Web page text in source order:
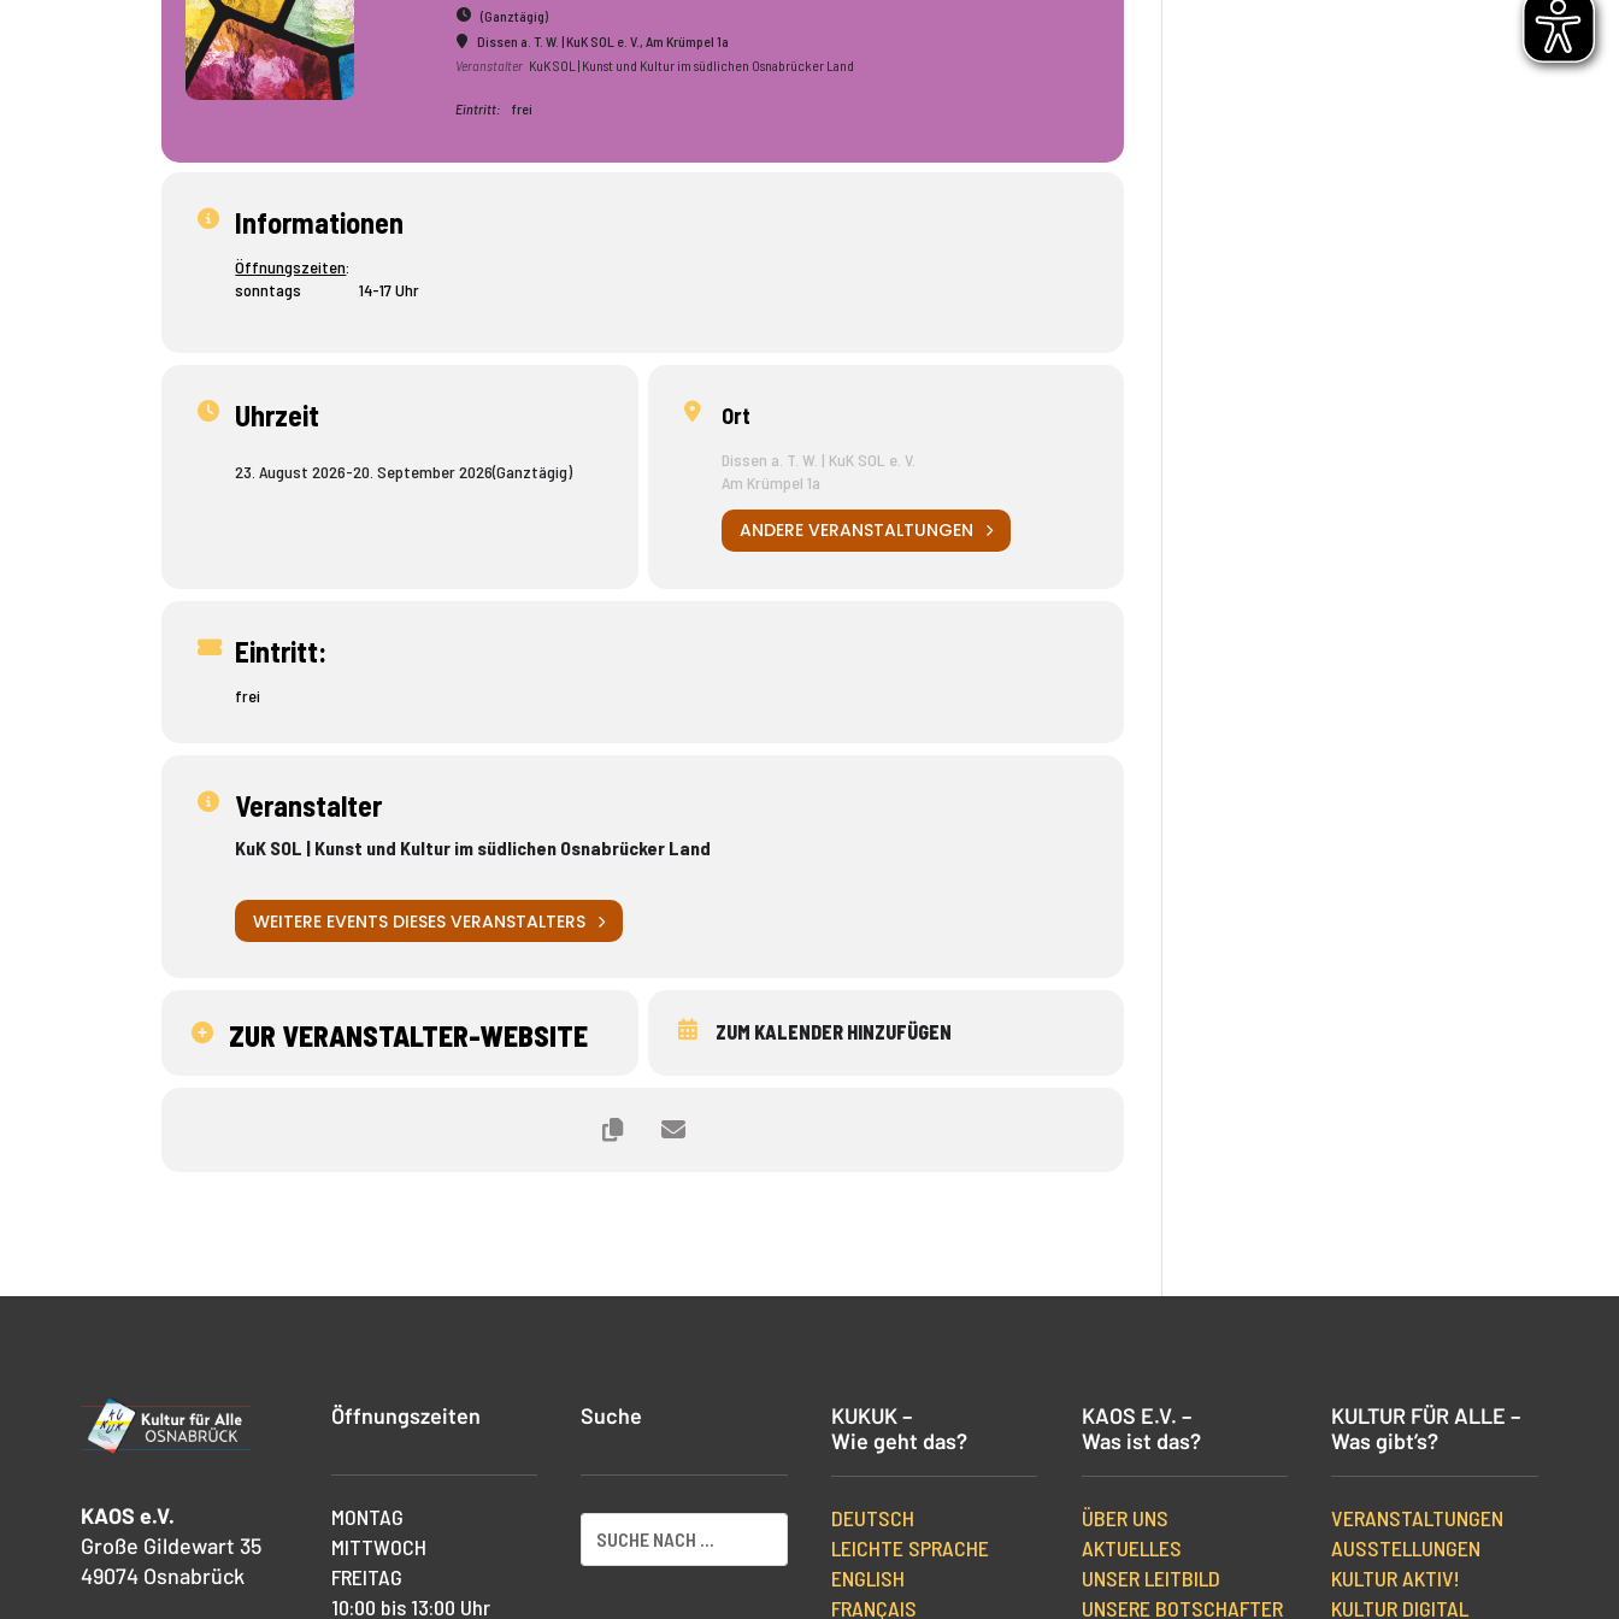
(Ganztägig)
Dissen a. T. W. | KuK SOL e. V. , Am Krümpel 1a
Veranstalter KuK SOL | Kunst und Kultur im südlichen Osnabrücker Land
Eintritt: frei
Informationen
Öffnungszeiten:
sonntags 14-17 Uhr
Uhrzeit
23. August 2026-20. September 2026(Ganztägig)
Ort
Dissen a. T. W. | KuK SOL e. V.
Am Krümpel 1a
ANDERE VERANSTALTUNGEN
Eintritt:
frei
Veranstalter
KuK SOL | Kunst und Kultur im südlichen Osnabrücker Land
WEITERE EVENTS DIESES VERANSTALTERS
ZUR VERANSTALTER-WEBSITE ZUM KALENDER HINZUFÜGEN
KAOS e.V.
Große Gildewart 35
49074 Osnabrück
Öffnungszeiten
MONTAG
MITTWOCH
FREITAG
10:00 bis 13:00 Uhr
Suche
KUKUK –
Wie geht das?
DEUTSCH
LEICHTE SPRACHE
ENGLISH
FRANÇAIS
KAOS E.V. –
Was ist das?
ÜBER UNS
AKTUELLES
UNSER LEITBILD
UNSERE BOTSCHAFTER
KULTUR FÜR ALLE –
Was gibt’s?
VERANSTALTUNGEN
AUSSTELLUNGEN
KULTUR AKTIV!
KULTUR DIGITAL